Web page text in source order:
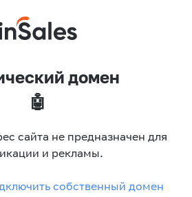
домен
🤖
сайта не предназначен для
и рекламы.
собственный домен